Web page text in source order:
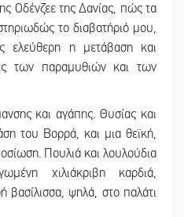
Οδένζεε της Δανίας, πώς τα
το διαβατήριό μου,
ελεύθερη η μετάβαση και
των παραμυθιών και των
και αγάπης. Θυσίας και
του Βορρά, και μια θεϊκή,
Πουλιά και λουλούδια
χιλιάκριβη καρδιά,
ψηλά, στο παλάτι